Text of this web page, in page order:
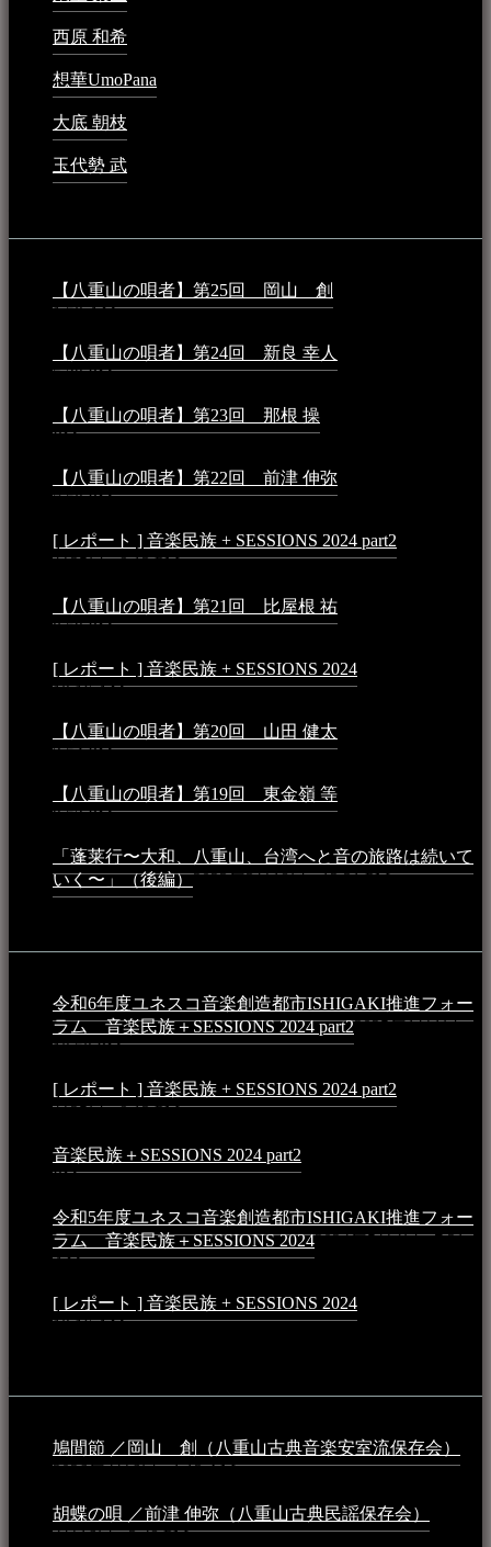
西原 和希
想華UmoPana
大底 朝枝
玉代勢 武
【八重山の唄者】第25回 岡山 創
1:50 AM
【八重山の唄者】第24回 新良 幸人
5:29 PM
【八重山の唄者】第23回 那根 操
PM
【八重山の唄者】第22回 前津 伸弥
7:50 PM
[ レポート ] 音楽民族 + SESSIONS 2024 part2
月25日 - 9:13 PM
【八重山の唄者】第21回 比屋根 祐
8:59 PM
[ レポート ] 音楽民族 + SESSIONS 2024
10:16 AM
【八重山の唄者】第20回 山田 健太
3:54 PM
【八重山の唄者】第19回 東金嶺 等
9:52 PM
「蓬莱行〜大和、八重山、台湾へと音の旅路は続いて
いく〜」（後編）2023年3月18日 - 12:31 PM
令和6年度ユネスコ音楽創造都市ISHIGAKI推進フォー
ラム 音楽民族＋SESSIONS 2024 part22025年1月1日 -
10:50 PM
[ レポート ] 音楽民族 + SESSIONS 2024 part2
月25日 - 9:13 PM
音楽民族＋SESSIONS 2024 part2
PM
令和5年度ユネスコ音楽創造都市ISHIGAKI推進フォー
ラム 音楽民族＋SESSIONS 20242024年5月4日 - 7:21
AM
[ レポート ] 音楽民族 + SESSIONS 2024
10:16 AM
鳩間節 ／岡山 創（八重山古典音楽安室流保存会）
2026年4月6日 - 1:13 AM
胡蝶の唄 ／前津 伸弥（八重山古典民謡保存会）
4月16日 - 3:48 PM